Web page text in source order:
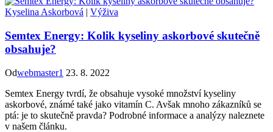
Kyselina Askorbová | Výživa
Semtex Energy: Kolik kyseliny askorbové skutečně
obsahuje?
Odwebmaster1 23. 8. 2022
Semtex Energy tvrdí, že obsahuje vysoké množství kyseliny
askorbové, známé také jako vitamín C. Avšak mnoho zákazníků se
ptá: je to skutečně pravda? Podrobné informace a analýzy naleznete
v našem článku.